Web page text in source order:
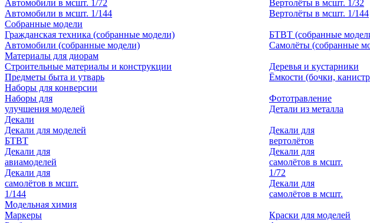
Автомобили в мсшт. 1/72
Автомобили в мсшт. 1/144
Вертолёты в мсшт. 1/32
Вертолёты в мсшт. 1/144
Собранные модели
Гражданская техника (собранные модели)
Автомобили (собранные модели)
БТВТ (собранные
Самолёты (собранные
Материалы для диорам
Строительные материалы и конструкции
Предметы быта и утварь
Деревья и кустарники
Ёмкости (бочки,
Наборы для конверсии
Наборы для
улучшения моделей
Фототравление
Детали из металла
Декали
Декали для моделей
БТВТ
Декали для
авиамоделей
Декали для
самолётов в мсшт.
1/144
Декали для
вертолётов
Декали для
самолётов в мсшт.
1/72
Декали для
самолётов в мсшт.
Модельная химия
Маркеры
Краски для моделей